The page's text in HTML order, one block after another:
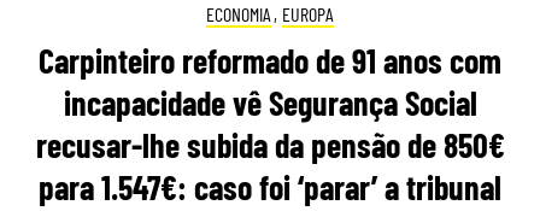
ECONOMIA , EUROPA
Carpinteiro reformado de 91 anos com
incapacidade vê Segurança Social
recusar-lhe subida da pensão de 850€
para 1.547€: caso foi ‘parar’ a tribunal